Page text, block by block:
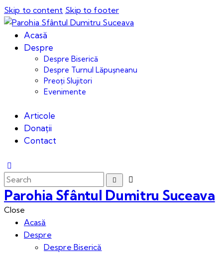
Skip to content Skip to footer
Acasă
Despre
Despre Biserică
Despre Turnul Lăpușneanu
Preoți Slujitori
Evenimente
Articole
Donații
Contact
Parohia Sfântul Dumitru Suceava
Close
Acasă
Despre
Despre Biserică